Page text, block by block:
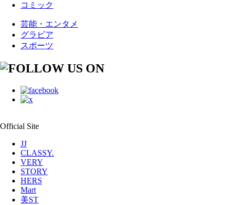
コミック
芸能・エンタメ
グラビア
スポーツ
Official Site
JJ
CLASSY.
VERY
STORY
HERS
Mart
美ST